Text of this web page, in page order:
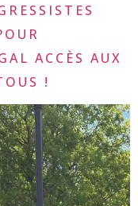
ACCÈS AUX
!